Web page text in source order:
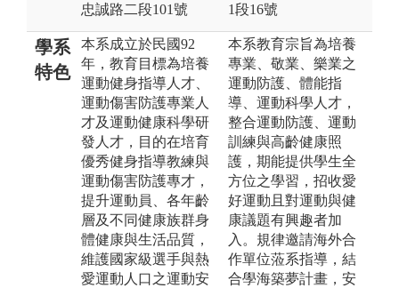
忠誠路二段101號
1段16號
學系
特色
本系成立於民國92
年，教育目標為培養
運動健身指導人才、
運動傷害防護專業人
才及運動健康科學研
發人才，目的在培育
優秀健身指導教練與
運動傷害防護專才，
提升運動員、各年齡
層及不同健康族群身
體健康與生活品質，
維護國家級選手與熱
愛運動人口之運動安
本系教育宗旨為培養
專業、敬業、樂業之
運動防護、體能指
導、運動科學人才，
整合運動防護、運動
訓練與高齡健康照
護，期能提供學生全
方位之學習，招收愛
好運動且對運動與健
康議題有興趣者加
入。規律邀請海外合
作單位蒞系指導，結
合學海築夢計畫，安